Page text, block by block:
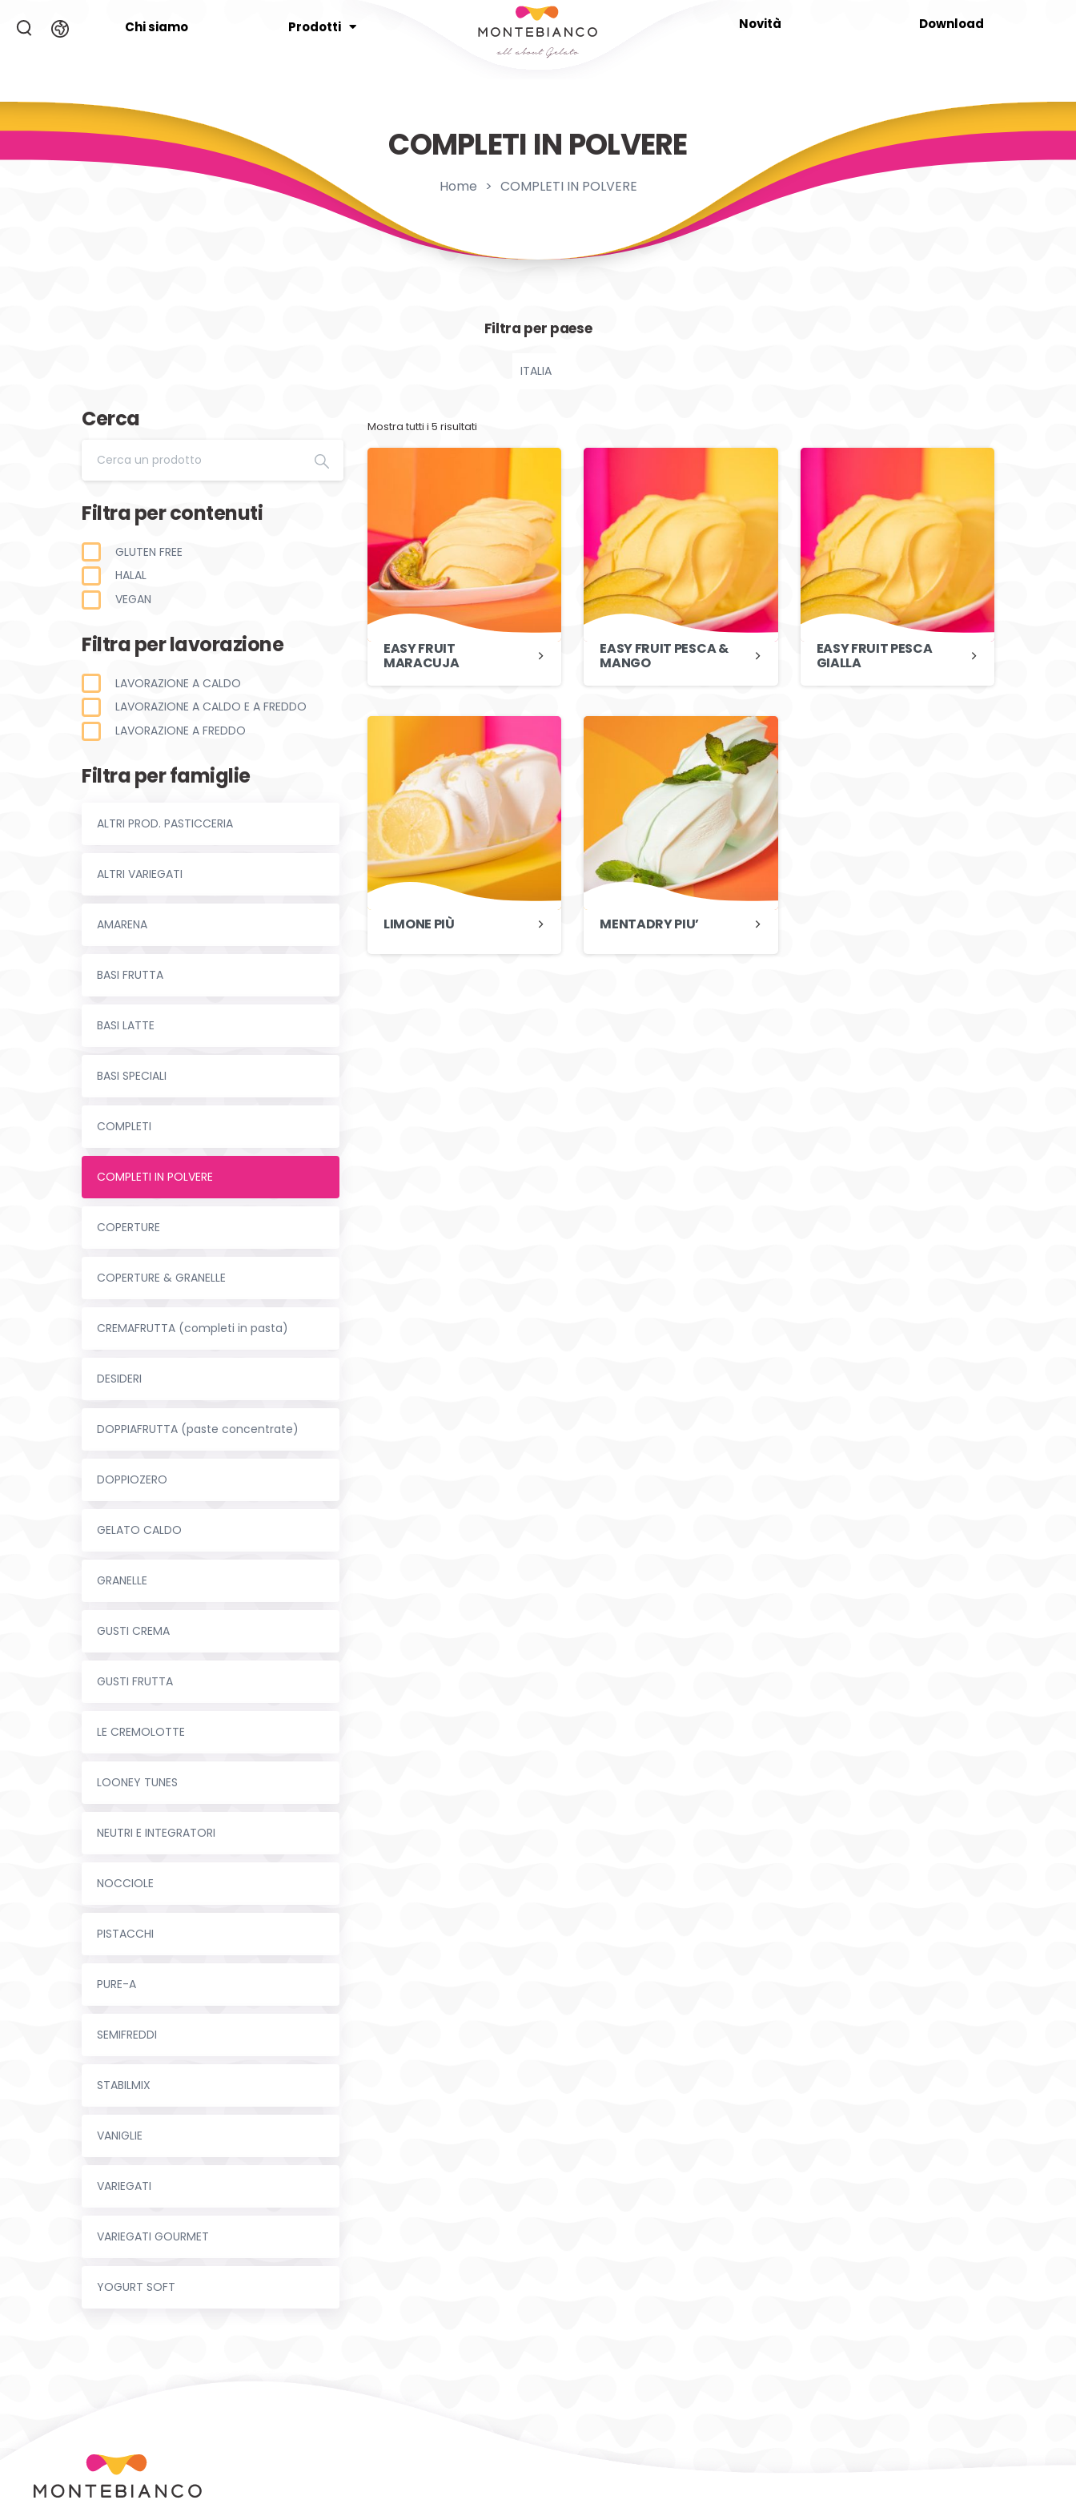
Chi siamo Prodotti Novità Download
COMPLETI IN POLVERE
Home > COMPLETI IN POLVERE
Filtra per paese
ITALIA
Cerca
Filtra per contenuti
GLUTEN FREE
HALAL
VEGAN
Filtra per lavorazione
LAVORAZIONE A CALDO
LAVORAZIONE A CALDO E A FREDDO
LAVORAZIONE A FREDDO
Filtra per famiglie
ALTRI PROD. PASTICCERIA
ALTRI VARIEGATI
AMARENA
BASI FRUTTA
BASI LATTE
BASI SPECIALI
COMPLETI
COMPLETI IN POLVERE
COPERTURE
COPERTURE & GRANELLE
CREMAFRUTTA (completi in pasta)
DESIDERI
DOPPIAFRUTTA (paste concentrate)
DOPPIOZERO
GELATO CALDO
GRANELLE
GUSTI CREMA
GUSTI FRUTTA
LE CREMOLOTTE
LOONEY TUNES
NEUTRI E INTEGRATORI
NOCCIOLE
PISTACCHI
PURE-A
SEMIFREDDI
STABILMIX
VANIGLIE
VARIEGATI
VARIEGATI GOURMET
YOGURT SOFT
Mostra tutti i 5 risultati
EASY FRUIT
MARACUJA
EASY FRUIT PESCA &
MANGO
EASY FRUIT PESCA
GIALLA
LIMONE PIÙ MENTADRY PIU’